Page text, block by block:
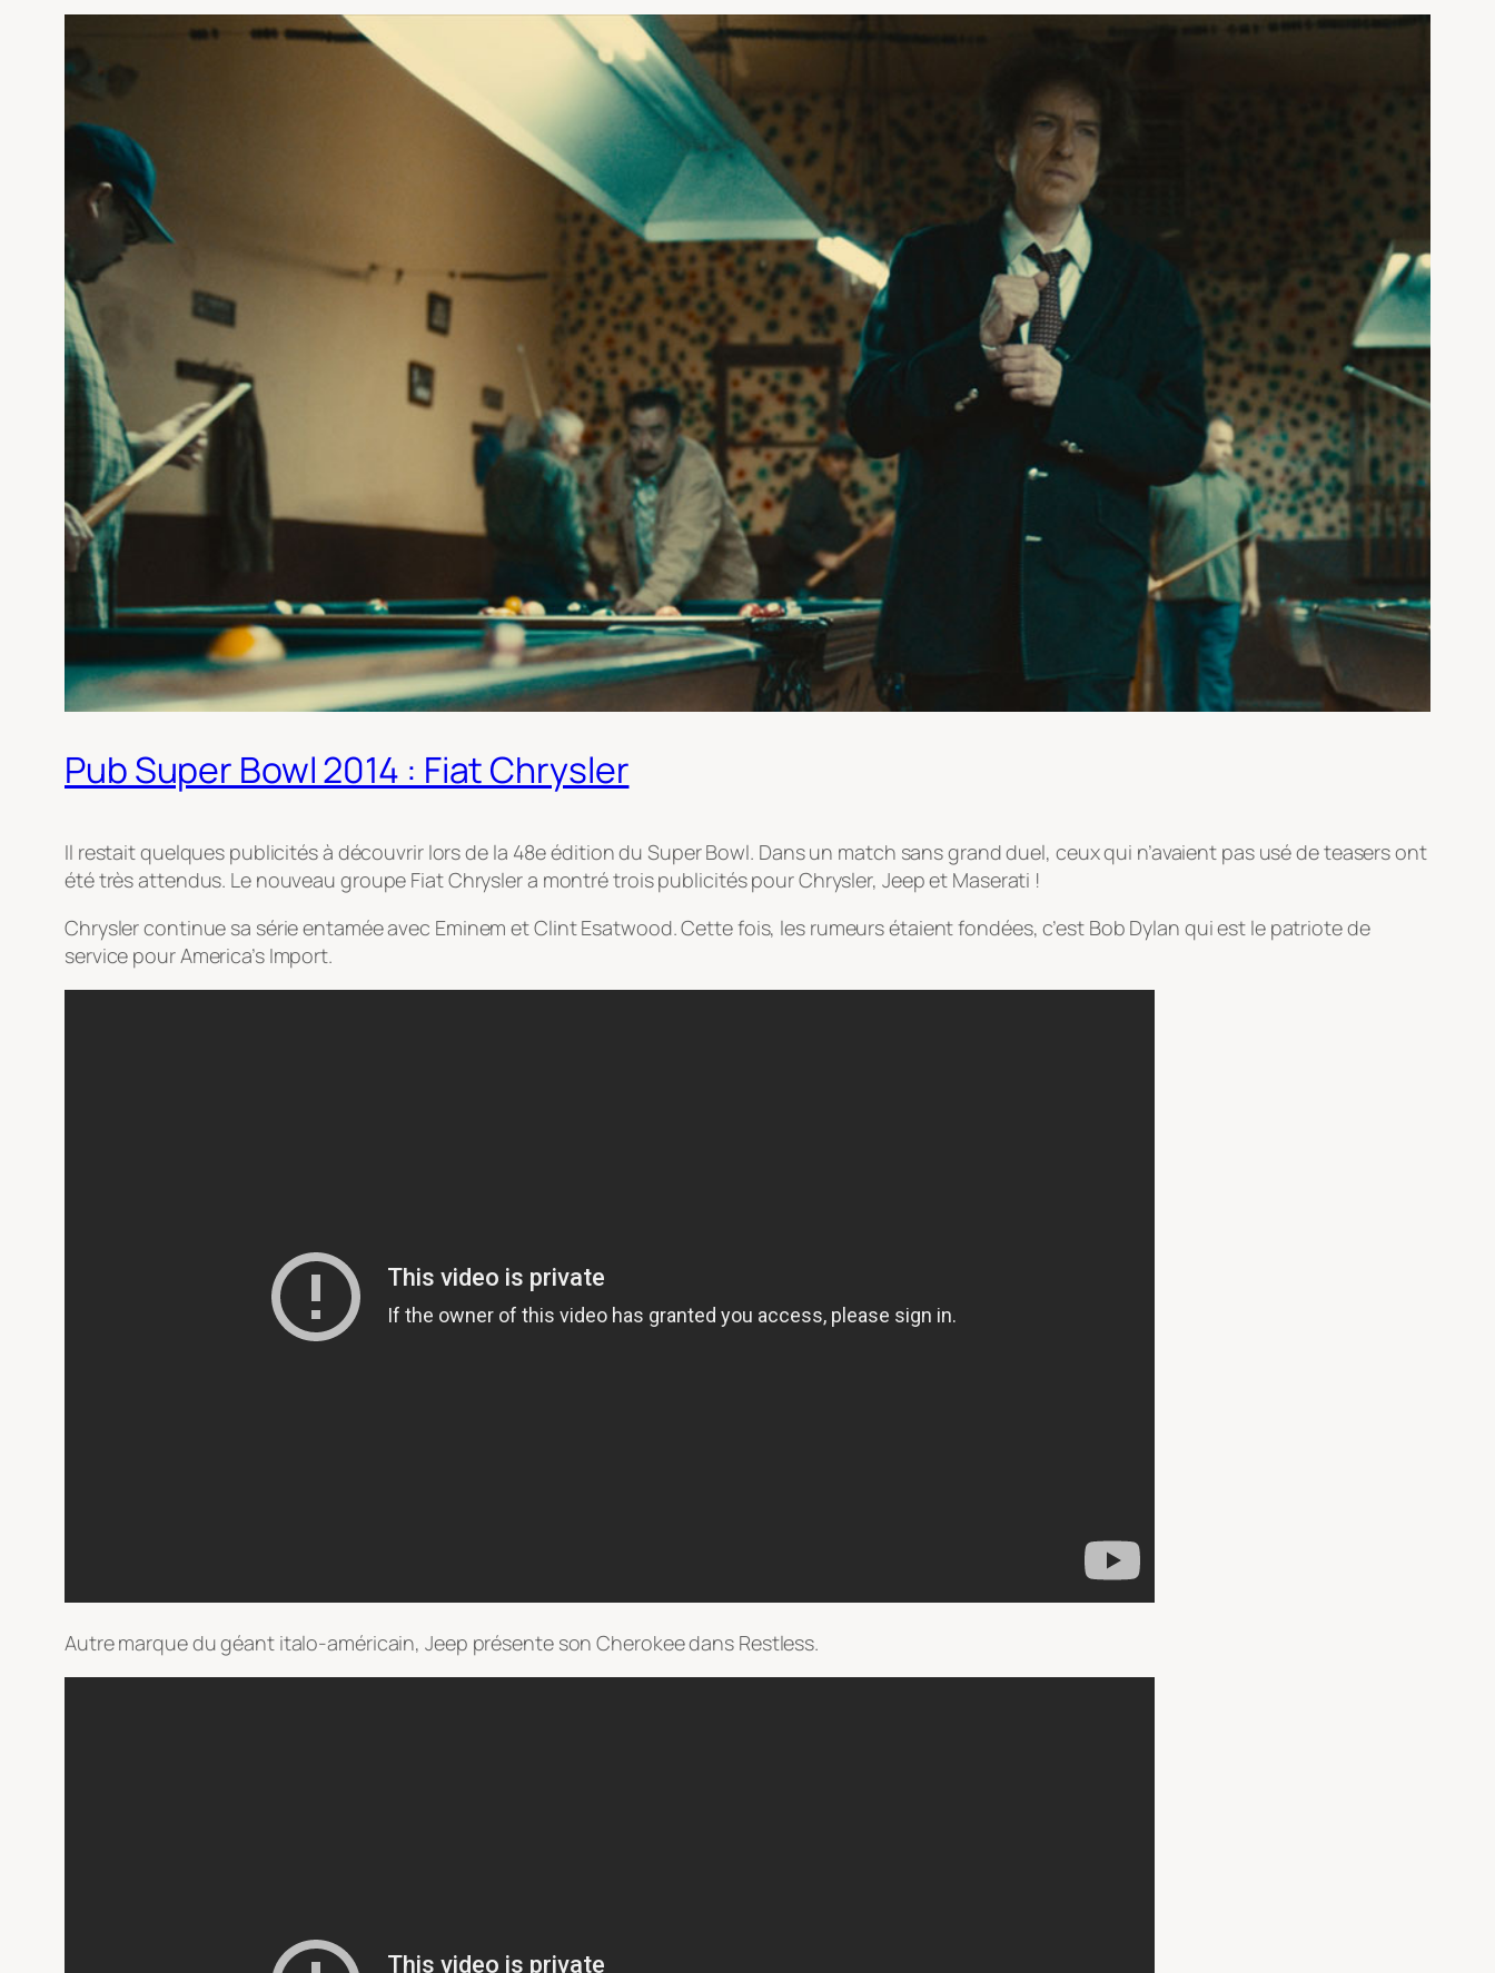
Pub Super Bowl 2014 : Fiat Chrysler
Il restait quelques publicités à découvrir lors de la 48e édition du Super Bowl. Dans un match sans grand duel, ceux qui n’avaient pas usé de teasers ont
été très attendus. Le nouveau groupe Fiat Chrysler a montré trois publicités pour Chrysler, Jeep et Maserati !
Chrysler continue sa série entamée avec Eminem et Clint Esatwood. Cette fois, les rumeurs étaient fondées, c’est Bob Dylan qui est le patriote de
service pour America’s Import.
Autre marque du géant italo-américain, Jeep présente son Cherokee dans Restless.